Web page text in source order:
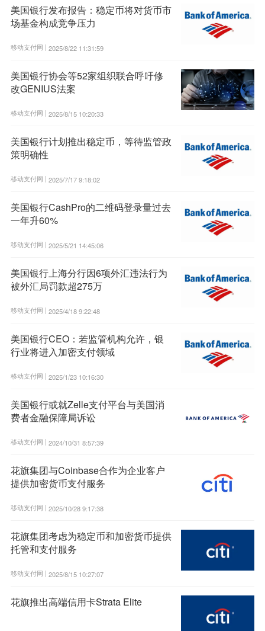
美国银行发布报告：稳定币将对货币市
场基金构成竞争压力
移动支付网 | 2025/8/22 11:31:59
美国银行协会等52家组织联合呼吁修
改GENIUS法案
移动支付网 | 2025/8/15 10:20:33
美国银行计划推出稳定币，等待监管政
策明确性
移动支付网 | 2025/7/17 9:18:02
美国银行CashPro的二维码登录量过去
一年升60%
移动支付网 | 2025/5/21 14:45:06
美国银行上海分行因6项外汇违法行为
被外汇局罚款超275万
移动支付网 | 2025/4/18 9:22:48
美国银行CEO：若监管机构允许，银
行业将进入加密支付领域
移动支付网 | 2025/1/23 10:16:30
美国银行或就Zelle支付平台与美国消
费者金融保障局诉讼
移动支付网 | 2024/10/31 8:57:39
花旗集团与Coinbase合作为企业客户
提供加密货币支付服务
移动支付网 | 2025/10/28 9:17:38
花旗集团考虑为稳定币和加密货币提供
托管和支付服务
移动支付网 | 2025/8/15 10:27:07
花旗推出高端信用卡Strata Elite